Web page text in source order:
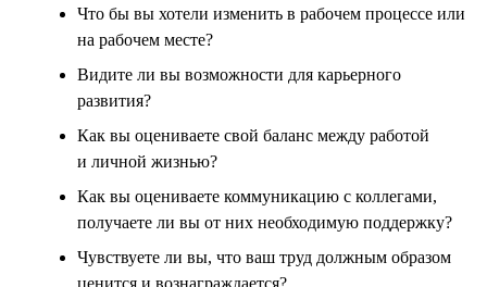
Что бы вы хотели изменить в рабочем процессе или
на рабочем месте?
Видите ли вы возможности для карьерного
развития?
Как вы оцениваете свой баланс между работой
и личной жизнью?
Как вы оцениваете коммуникацию с коллегами,
получаете ли вы от них необходимую поддержку?
Чувствуете ли вы, что ваш труд должным образом
ценится и вознаграждается?